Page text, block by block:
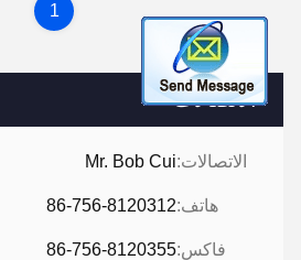
الاتصالات
الاتصالات:Mr. Bob Cui
هاتف:86-756-8120312
فاكس:86-756-8120355
1